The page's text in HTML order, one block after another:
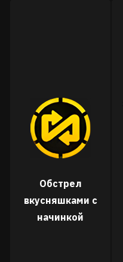
Обстрел
вкусняшками с
начинкой